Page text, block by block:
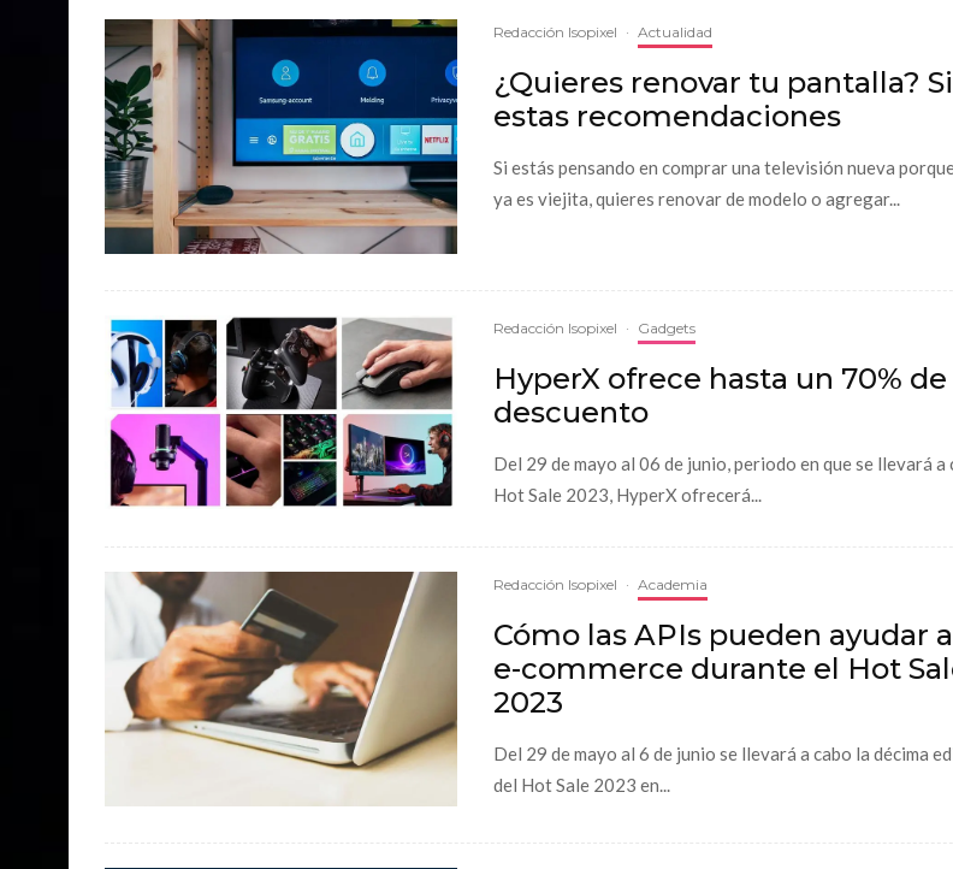
Redacción Isopixel · Actualidad
¿Quieres renovar tu pantalla?
estas recomendaciones
Si estás pensando en comprar una televisión nueva
ya es viejita, quieres renovar de modelo o agregar...
Redacción Isopixel · Gadgets
HyperX ofrece hasta un 70% de
descuento
Del 29 de mayo al 06 de junio, periodo en que se llevará a
Hot Sale 2023, HyperX ofrecerá...
Redacción Isopixel · Academia
Cómo las APIs pueden ayudar
e-commerce durante el Hot
2023
Del 29 de mayo al 6 de junio se llevará a cabo la décima
del Hot Sale 2023 en...